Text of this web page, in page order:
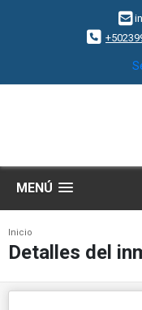
MENÚ
Inicio
Detalles del